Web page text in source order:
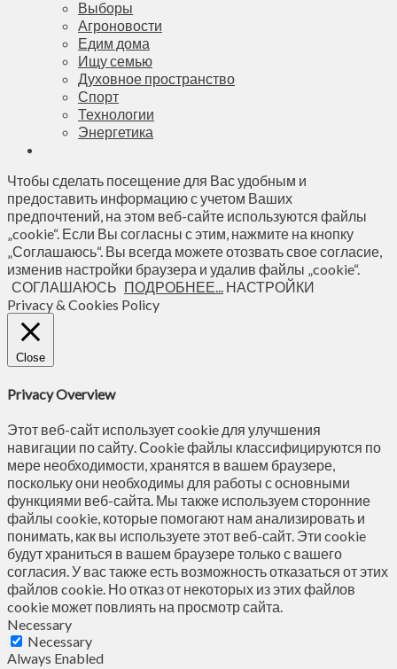
Выборы
Агроновости
Едим дома
Ищу семью
Духовное пространство
Спорт
Технологии
Энергетика
Чтобы сделать посещение для Вас удобным и
предоставить информацию с учетом Ваших
предпочтений, на этом веб-сайте используются файлы
„cookie“. Если Вы согласны с этим, нажмите на кнопку
„Соглашаюсь“. Вы всегда можете отозвать свое согласие,
изменив настройки браузера и удалив файлы „cookie“.
СОГЛАШАЮСЬ ПОДРОБНЕЕ...
НАСТРОЙКИ
Privacy & Cookies Policy
Close
Privacy Overview
Этот веб-сайт использует cookie для улучшения
навигации по сайту. Сookie файлы классифицируются по
мере необходимости, хранятся в вашем браузере,
поскольку они необходимы для работы с основными
функциями веб-сайта. Мы также используем сторонние
файлы cookie, которые помогают нам анализировать и
понимать, как вы используете этот веб-сайт. Эти cookie
будут храниться в вашем браузере только с вашего
согласия. У вас также есть возможность отказаться от этих
файлов cookie. Но отказ от некоторых из этих файлов
cookie может повлиять на просмотр сайта.
Necessary
Necessary
Always Enabled